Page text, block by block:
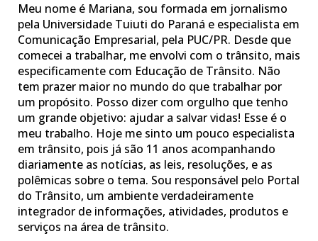
Meu nome é Mariana, sou formada em jornalismo
pela Universidade Tuiuti do Paraná e especialista em
Comunicação Empresarial, pela PUC/PR. Desde que
comecei a trabalhar, me envolvi com o trânsito, mais
especificamente com Educação de Trânsito. Não
tem prazer maior no mundo do que trabalhar por
um propósito. Posso dizer com orgulho que tenho
um grande objetivo: ajudar a salvar vidas! Esse é o
meu trabalho. Hoje me sinto um pouco especialista
em trânsito, pois já são 11 anos acompanhando
diariamente as notícias, as leis, resoluções, e as
polêmicas sobre o tema. Sou responsável pelo Portal
do Trânsito, um ambiente verdadeiramente
integrador de informações, atividades, produtos e
serviços na área de trânsito.